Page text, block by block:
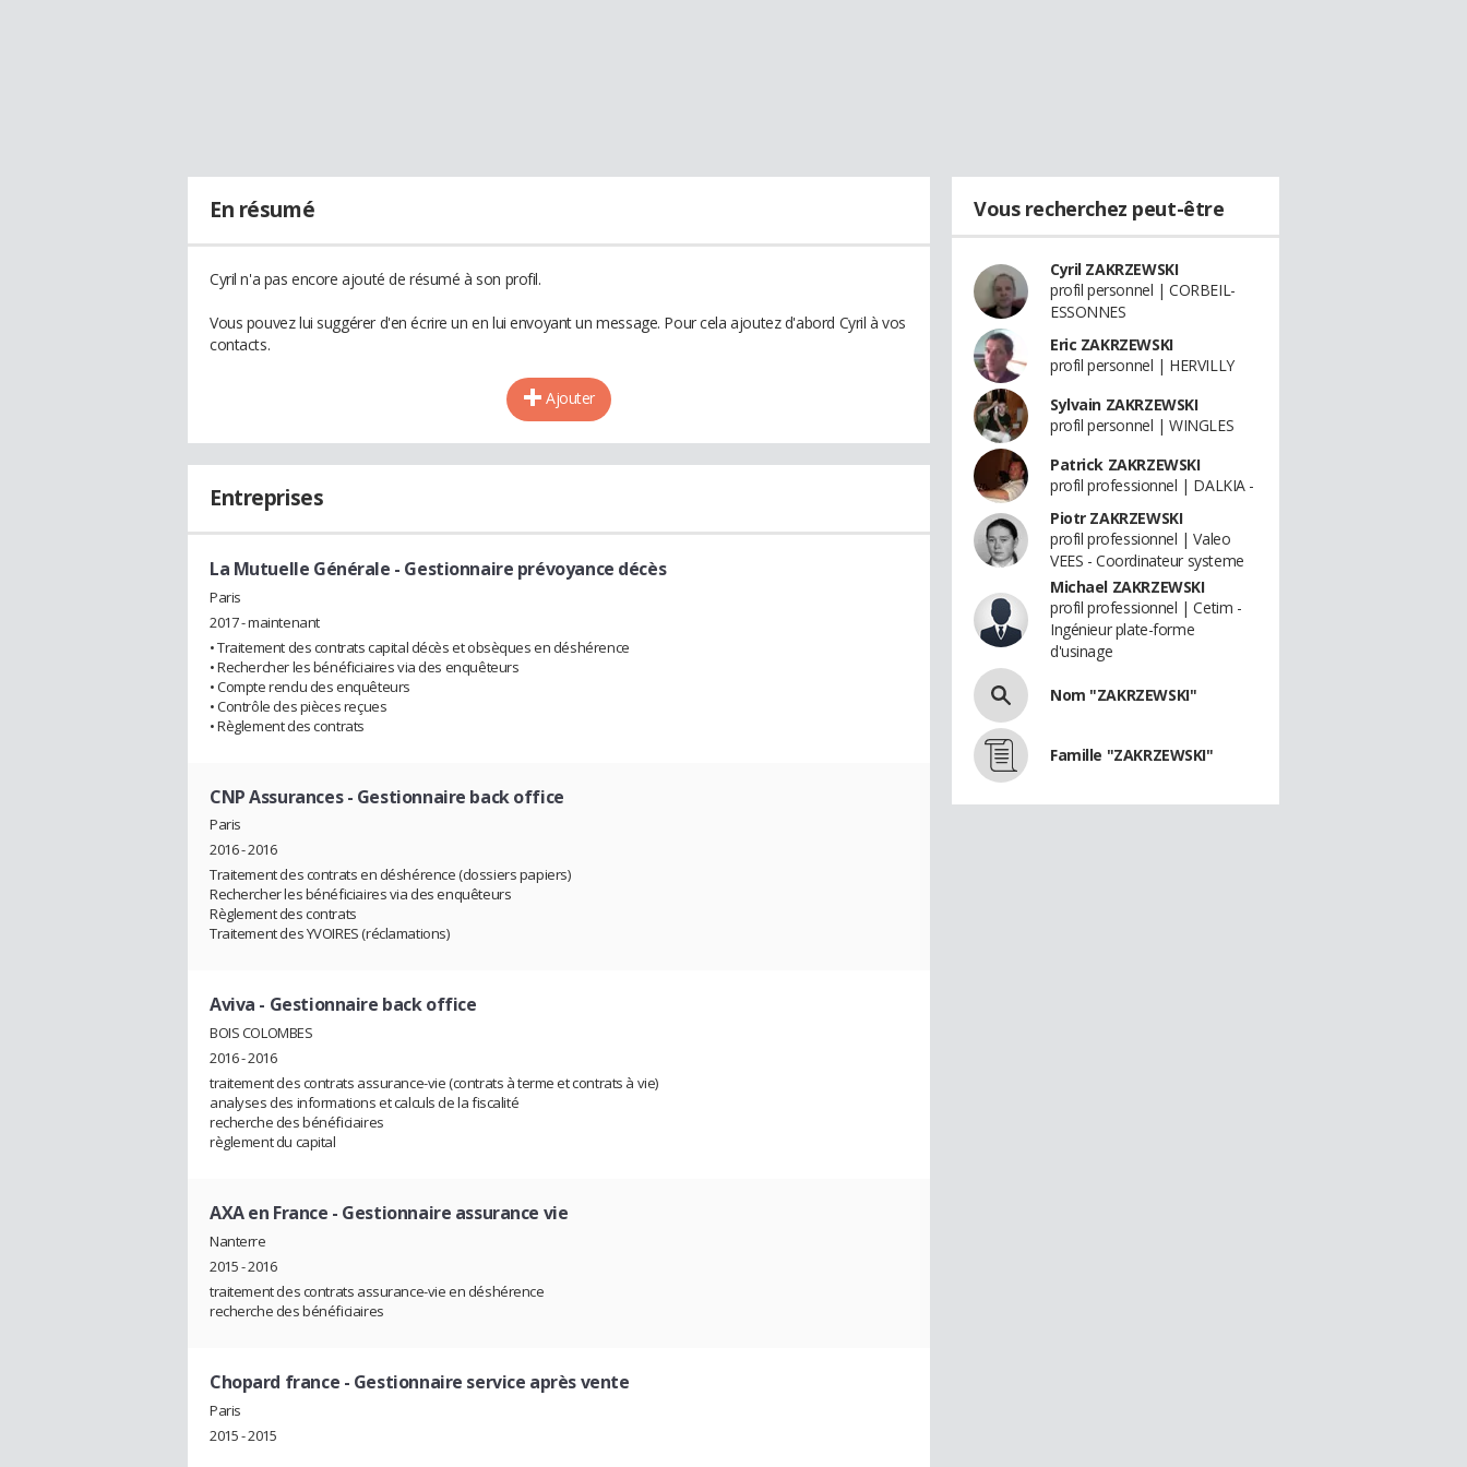
En résumé
Cyril n'a pas encore ajouté de résumé à son profil.
Vous pouvez lui suggérer d'en écrire un en lui envoyant un message. Pour cela ajoutez d'abord Cyril à vos
contacts.
Ajouter
Entreprises
La Mutuelle Générale - Gestionnaire prévoyance décès
Paris
2017 - maintenant
• Traitement des contrats capital décès et obsèques en déshérence
• Rechercher les bénéficiaires via des enquêteurs
• Compte rendu des enquêteurs
• Contrôle des pièces reçues
• Règlement des contrats
CNP Assurances- Gestionnaire back office
Paris
2016 - 2016
Traitement des contrats en déshérence (dossiers papiers)
Rechercher les bénéficiaires via des enquêteurs
Règlement des contrats
Traitement des YVOIRES (réclamations)
Aviva - Gestionnaire back office
BOIS COLOMBES
2016 - 2016
traitement des contrats assurance-vie (contrats à terme et contrats à vie)
analyses des informations et calculs de la fiscalité
recherche des bénéficiaires
règlement du capital
AXA en France - Gestionnaire assurance vie
Nanterre
2015 - 2016
traitement des contrats assurance-vie en déshérence
recherche des bénéficiaires
Chopard france - Gestionnaire service après vente
Paris
2015 - 2015
Vous recherchez peut-être
Cyril ZAKRZEWSKI
profil personnel | CORBEIL-
ESSONNES
Eric ZAKRZEWSKI
profil personnel | HERVILLY
Sylvain ZAKRZEWSKI
profil personnel | WINGLES
Patrick ZAKRZEWSKI
profil professionnel | DALKIA -
Piotr ZAKRZEWSKI
profil professionnel | Valeo
VEES - Coordinateur systeme
Michael ZAKRZEWSKI
profil professionnel | Cetim -
Ingénieur plate-forme
d'usinage
Nom "ZAKRZEWSKI"
Famille "ZAKRZEWSKI"